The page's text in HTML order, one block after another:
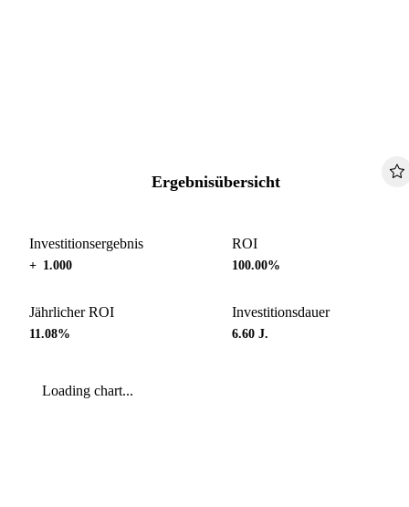
Ergebnisübersicht
Investitionsergebnis
+ 1.000
ROI
100.00%
Jährlicher ROI
11.08%
Investitionsdauer
6.60 J.
Loading chart...